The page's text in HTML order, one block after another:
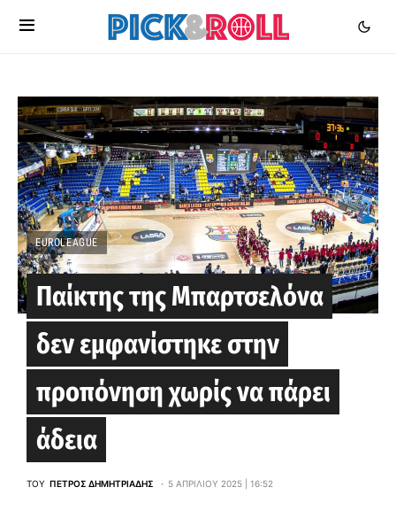
EUROLEAGUE
Παίκτης της Μπαρτσελόνα
δεν εμφανίστηκε στην
προπόνηση χωρίς να πάρει
άδεια
ΤΟΥ ΠΈΤΡΟΣ ΔΗΜΗΤΡΙΆΔΗΣ 5 ΑΠΡΙΛΊΟΥ 2025 | 16:52